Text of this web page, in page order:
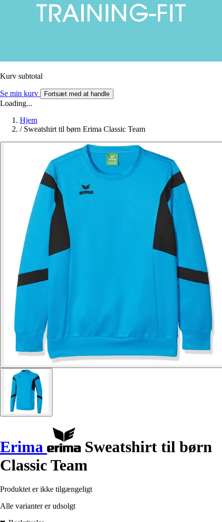
Kurv subtotal
Se min kurv Fortsæt med at handle
Loading...
Hjem
/ Sweatshirt til børn Erima Classic Team
Erima
Sweatshirt til børn
Classic Team
Produktet er ikke tilgængeligt
Alle varianter er udsolgt